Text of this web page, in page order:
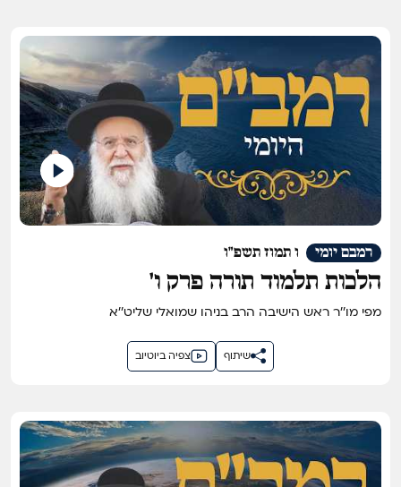
ו תמוז תשפ"ו רמבם יומי
הלכות תלמוד תורה פרק ו'
מפי מו''ר ראש הישיבה הרב בניהו שמואלי שליט''א
צפיה ביוטיוב שיתוף